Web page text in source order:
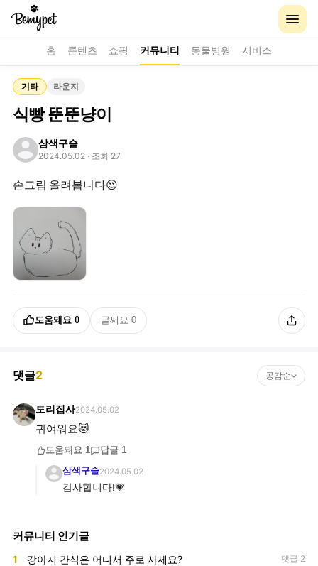
홈 콘텐츠 쇼핑 커뮤니티 동물병원 서비스
기타 라운지
식빵 뚠뚠냥이
삼색구슬
2024.05.02 · 조회 27
손그림 올려봅니다😍
도움돼요 0 글쎄요 0
댓글2 공감순
토리집사2024.05.02
귀여워요😻
도움돼요 1 답글 1
삼색구슬2024.05.02
감사합니다!💗
커뮤니티 인기글
1 강아지 간식은 어디서 주로 사세요? 댓글 2